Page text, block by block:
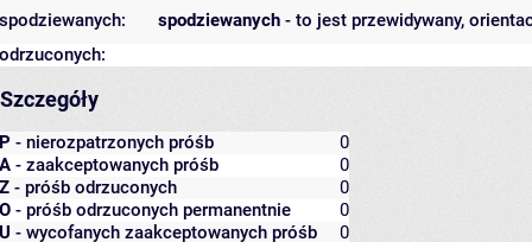
spodziewanych - to jest przewidywany,
spodziewanych:
odrzuconych:
Szczegóły
P - nierozpatrzonych próśb
0
A - zaakceptowanych próśb
0
Z - próśb odrzuconych
0
O - próśb odrzuconych permanentnie
0
U - wycofanych zaakceptowanych próśb
0